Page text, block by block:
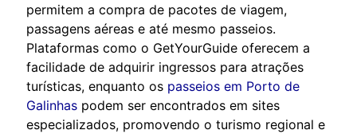
permitem a compra de pacotes de viagem,
passagens aéreas e até mesmo passeios.
Plataformas como o GetYourGuide oferecem a
facilidade de adquirir ingressos para atrações
turísticas, enquanto os passeios em Porto de
Galinhas podem ser encontrados em sites
especializados, promovendo o turismo regional e